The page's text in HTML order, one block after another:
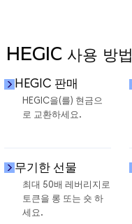
사용 방법
HEGIC 판매
HEGIC을(를) 현금으
로 교환하세요.
무기한 선물
최대 50배 레버리지로
토큰을 롱 또는 숏 하
세요.